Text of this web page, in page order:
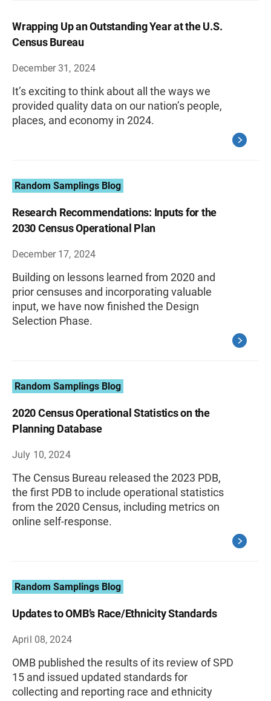
Wrapping Up an Outstanding Year at the U.S.
Census Bureau
December 31, 2024
It’s exciting to think about all the ways we
provided quality data on our nation’s people,
places, and economy in 2024.
Random Samplings Blog
Research Recommendations: Inputs for the
2030 Census Operational Plan
December 17, 2024
Building on lessons learned from 2020 and
prior censuses and incorporating valuable
input, we have now finished the Design
Selection Phase.
Random Samplings Blog
2020 Census Operational Statistics on the
Planning Database
July 10, 2024
The Census Bureau released the 2023 PDB,
the first PDB to include operational statistics
from the 2020 Census, including metrics on
online self-response.
Random Samplings Blog
Updates to OMB’s Race/Ethnicity Standards
April 08, 2024
OMB published the results of its review of SPD
15 and issued updated standards for
collecting and reporting race and ethnicity